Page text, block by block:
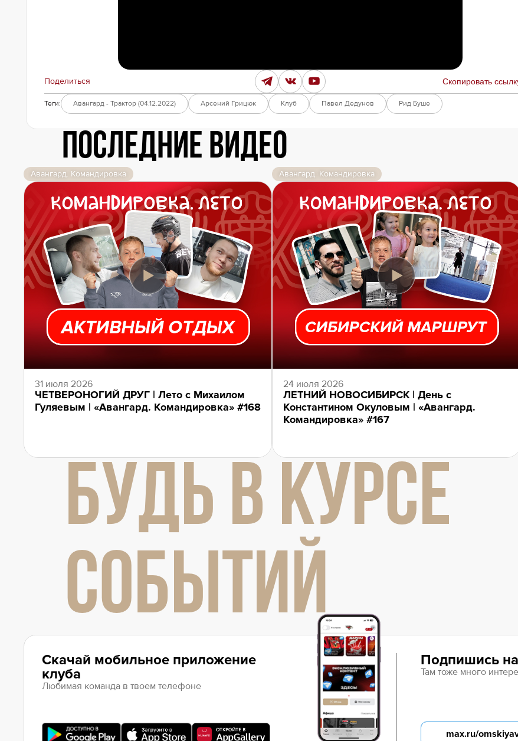
Поделиться Скопировать
Теги: Авангард - Трактор (04.12.2022) Арсений Грицюк Клуб Павел Дедунов Рид Буше
Последние видео
Авангард. Командировка
31 июля 2026
ЧЕТВЕРОНОГИЙ ДРУГ | Лето с Михаилом
Гуляевым | «Авангард. Командировка» #168
Авангард. Командировка
24 июля 2026
ЛЕТНИЙ НОВОСИБИРСК | День с
Константином Окуловым | «Авангард.
Командировка» #167
БУДЬ В КУРСЕ
СОБЫТИЙ
Скачай мобильное приложение
клуба
Любимая команда в твоем телефоне
Подпишись
Там тоже много
max.ru/